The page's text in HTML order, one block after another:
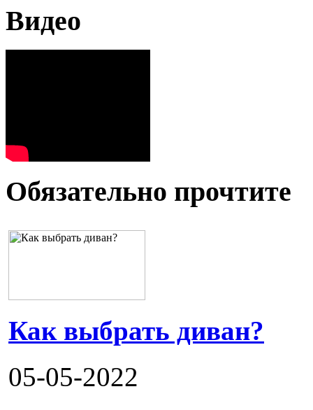
Видео
Обязательно прочтите
Как выбрать диван?
05-05-2022